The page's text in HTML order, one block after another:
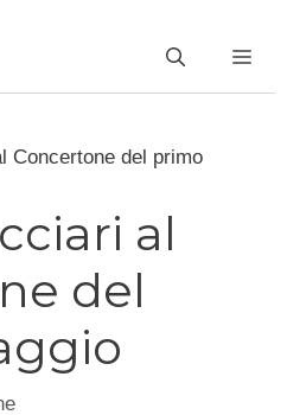
Concertone del primo
al
del